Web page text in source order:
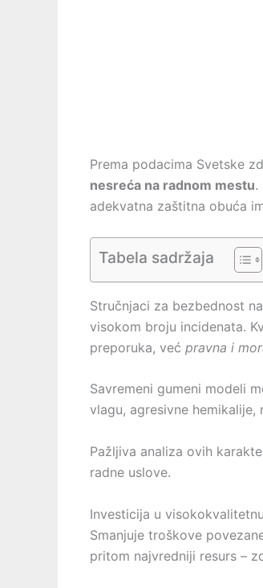
Prema podacima Svetske
nesreća na radnom mestu.
adekvatna zaštitna obuća
Tabela sadržaja
Stručnjaci za bezbednost
visokom broju incidenata.
preporuka, već pravna i
Savremeni gumeni modeli
vlagu, agresivne hemikalije,
Pažljiva analiza ovih
radne uslove.
Investicija u
Smanjuje troškove
pritom najvredniji resurs –